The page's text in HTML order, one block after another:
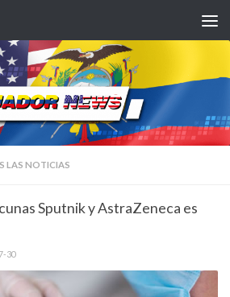
LAS NOTICIAS
Sputnik y AstraZeneca es
30